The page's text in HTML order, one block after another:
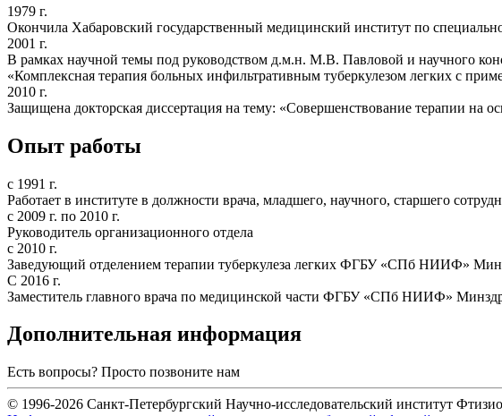
1979 г.
Окончила Хабаровский государственный медицинский институт по
2001 г.
В рамках научной темы под руководством д.м.н. М.В. Павловой и научного
«Комплексная терапия больных инфильтративным туберкулезом легких с
2010 г.
Защищена докторская диссертация на тему: «Совершенствование терапии на
Опыт работы
с 1991 г.
Работает в институте в должности врача, младшего, научного, старшего
с 2009 г. по 2010 г.
Руководитель организационного отдела
с 2010 г.
Заведующий отделением терапии туберкулеза легких ФГБУ «СПб НИИФ»
С 2016 г.
Заместитель главного врача по медицинской части ФГБУ «СПб НИИФ»
Дополнительная информация
Есть вопросы? Просто позвоните нам
© 1996-2026 Санкт-Петербургский Научно-исследовательский институт